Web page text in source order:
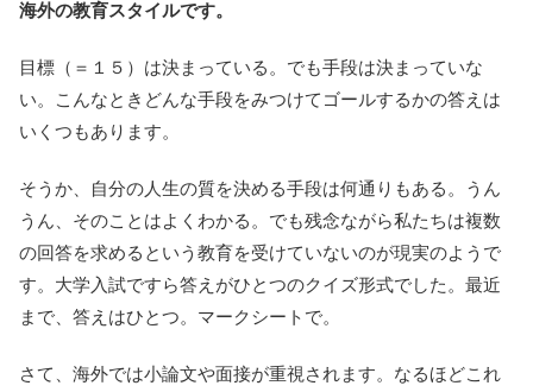
海外の教育スタイルです。
目標（＝１５）は決まっている。でも手段は決まっていな
い。こんなときどんな手段をみつけてゴールするかの答えは
いくつもあります。
そうか、自分の人生の質を決める手段は何通りもある。うん
うん、そのことはよくわかる。でも残念ながら私たちは複数
の回答を求めるという教育を受けていないのが現実のようで
す。大学入試ですら答えがひとつのクイズ形式でした。最近
まで、答えはひとつ。マークシートで。
さて、海外では小論文や面接が重視されます。なるほどこれ